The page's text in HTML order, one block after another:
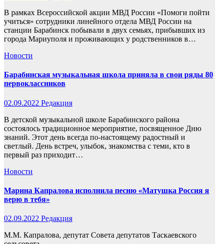
В рамках Всероссийской акции МВД России «Помоги пойти
учиться» сотрудники линейного отдела МВД России на
станции Барабинск побывали в двух семьях, прибывших из
города Мариуполя и проживающих у родственников в…
Новости
Барабинская музыкальная школа приняла в свои ряды 80
первоклассников
02.09.2022 Редакция
В детской музыкальной школе Барабинского района
состоялось традиционное мероприятие, посвященное Дню
знаний. Этот день всегда по-настоящему радостный и
светлый. День встреч, улыбок, знакомства с теми, кто в
первый раз приходит…
Новости
Марина Капралова исполнила песню «Матушка Россия я
верю в тебя»
02.09.2022 Редакция
М.М. Капралова, депутат Совета депутатов Таскаевского